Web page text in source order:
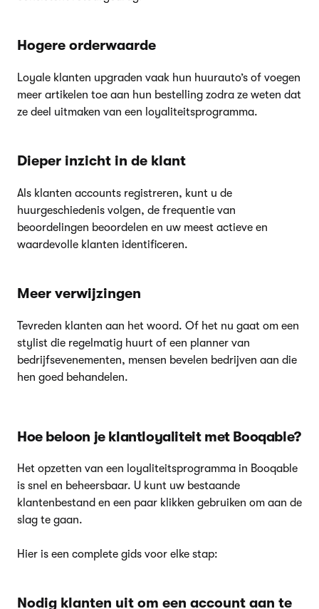
Hogere orderwaarde
Loyale klanten upgraden vaak hun huurauto’s of voegen
meer artikelen toe aan hun bestelling zodra ze weten dat
ze deel uitmaken van een loyaliteitsprogramma.
Dieper inzicht in de klant
Als klanten accounts registreren, kunt u de
huurgeschiedenis volgen, de frequentie van
beoordelingen beoordelen en uw meest actieve en
waardevolle klanten identificeren.
Meer verwijzingen
Tevreden klanten aan het woord. Of het nu gaat om een
stylist die regelmatig huurt of een planner van
bedrijfsevenementen, mensen bevelen bedrijven aan die
hen goed behandelen.
Hoe beloon je klantloyaliteit met Booqable?
Het opzetten van een loyaliteitsprogramma in Booqable
is snel en beheersbaar. U kunt uw bestaande
klantenbestand en een paar klikken gebruiken om aan de
slag te gaan.
Hier is een complete gids voor elke stap:
Nodig klanten uit om een account aan te